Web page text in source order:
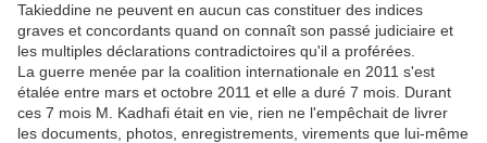
Takieddine ne peuvent en aucun cas constituer des indices
graves et concordants quand on connaît son passé judiciaire et
les multiples déclarations contradictoires qu'il a proférées.
La guerre menée par la coalition internationale en 2011 s'est
étalée entre mars et octobre 2011 et elle a duré 7 mois. Durant
ces 7 mois M. Kadhafi était en vie, rien ne l'empêchait de livrer
les documents, photos, enregistrements, virements que lui-même